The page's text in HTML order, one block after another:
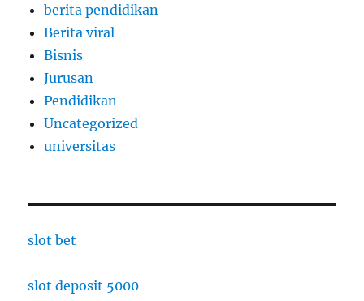
berita pendidikan
Berita viral
Bisnis
Jurusan
Pendidikan
Uncategorized
universitas
slot bet
slot deposit 5000